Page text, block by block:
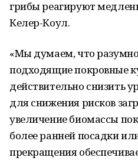
грибы реагируют
Келер-Коул.
«Мы думаем, что разумно
подходящие покровные
действительно снизить
для снижения рисков
увеличение биомассы
более ранней посадки
прекращения